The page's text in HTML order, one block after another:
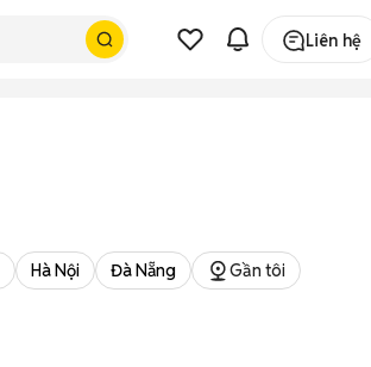
Liên hệ
Hà Nội Đà Nẵng Gần tôi